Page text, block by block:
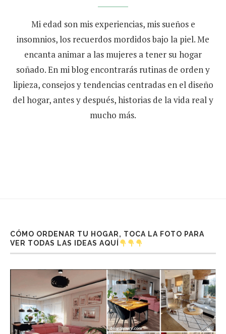
Mi edad son mis experiencias, mis sueños e
insomnios, los recuerdos mordidos bajo la piel. Me
encanta animar a las mujeres a tener su hogar
soñado. En mi blog encontrarás rutinas de orden y
lipieza, consejos y tendencias centradas en el diseño
del hogar, antes y después, historias de la vida real y
mucho más.
CÓMO ORDENAR TU HOGAR, TOCA LA FOTO PARA
VER TODAS LAS IDEAS AQUÍ